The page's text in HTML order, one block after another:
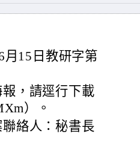
月15日教研字第
，請逕行下載
）。
絡人：秘書長